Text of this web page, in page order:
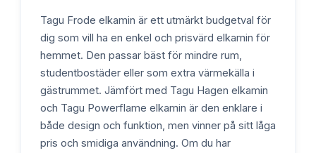
Tagu Frode elkamin är ett utmärkt budgetval för
dig som vill ha en enkel och prisvärd elkamin för
hemmet. Den passar bäst för mindre rum,
studentbostäder eller som extra värmekälla i
gästrummet. Jämfört med Tagu Hagen elkamin
och Tagu Powerflame elkamin är den enklare i
både design och funktion, men vinner på sitt låga
pris och smidiga användning. Om du har